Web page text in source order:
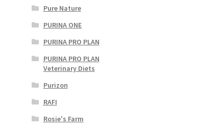
Pure Nature
PURINA ONE
PURINA PRO PLAN
PURINA PRO PLAN
Veterinary Diets
Purizon
RAFI
Rosie's Farm